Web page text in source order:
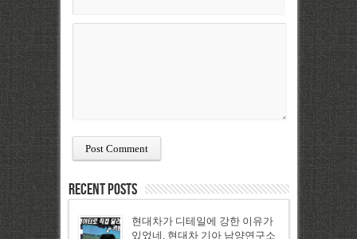
Recent Posts
현대차가 디테일에 강한 이유가
있었네, 현대차 기아 남양연구소